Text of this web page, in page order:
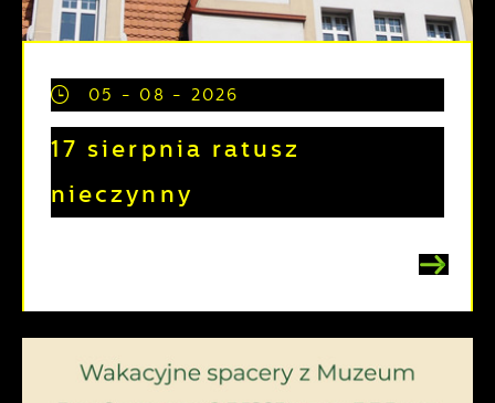
05 - 08 - 2026
17 sierpnia ratusz
nieczynny